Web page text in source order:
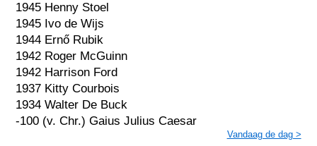
1945 Henny Stoel
1945 Ivo de Wijs
1944 Ernő Rubik
1942 Roger McGuinn
1942 Harrison Ford
1937 Kitty Courbois
1934 Walter De Buck
-100 (v. Chr.) Gaius Julius Caesar
Vandaag de dag >